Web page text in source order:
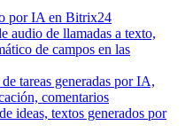
por IA en Bitrix24
audio de llamadas a texto,
de campos en las
tareas generadas por IA,
comentarios
ideas, textos generados por